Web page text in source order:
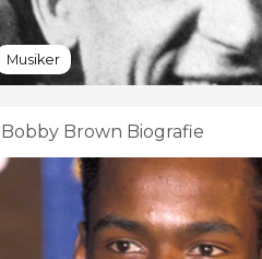
Musiker
Bobby Brown Biografie